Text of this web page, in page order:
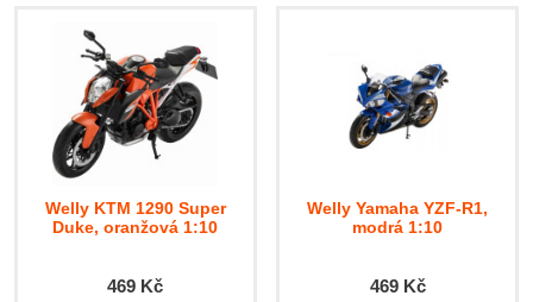
Welly KTM 1290 Super
Duke, oranžová 1:10
469 Kč
Welly Yamaha YZF-R1,
modrá 1:10
469 Kč